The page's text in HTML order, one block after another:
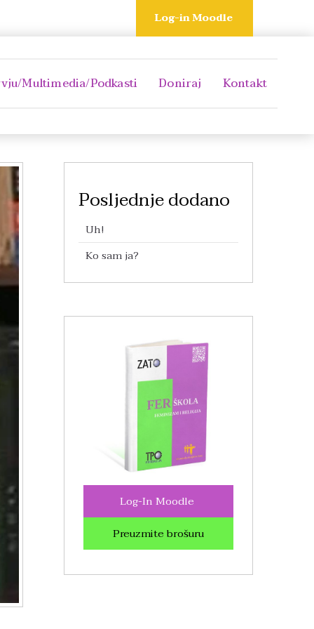
Log-in Moodle
Multimedia/Podkasti Doniraj Kontakt
Posljednje dodano
Uh!
Ko sam ja?
Log-In Moodle
Preuzmite brošuru